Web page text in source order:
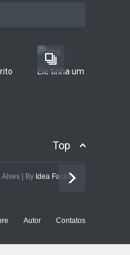
encheu
Ele tinha um sonho...
Top
Alves | By Idea Factory,
Autor Contatos